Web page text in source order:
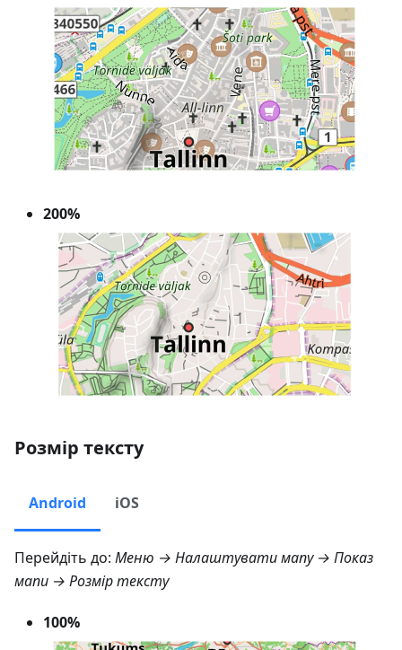
200%
Розмір тексту
Android iOS
Перейдіть до: Меню → Налаштувати мапу → Показ
мапи → Розмір тексту
100%